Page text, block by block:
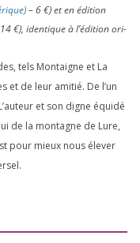
–6€) et en édi­tion
14€), iden­tique à l’é­di­tion ori­
tels Montaigne et La
et de leur ami­tié. De l’un
et son digne équi­dé
de la mon­tagne de Lure,
pour mieux nous éle­ver